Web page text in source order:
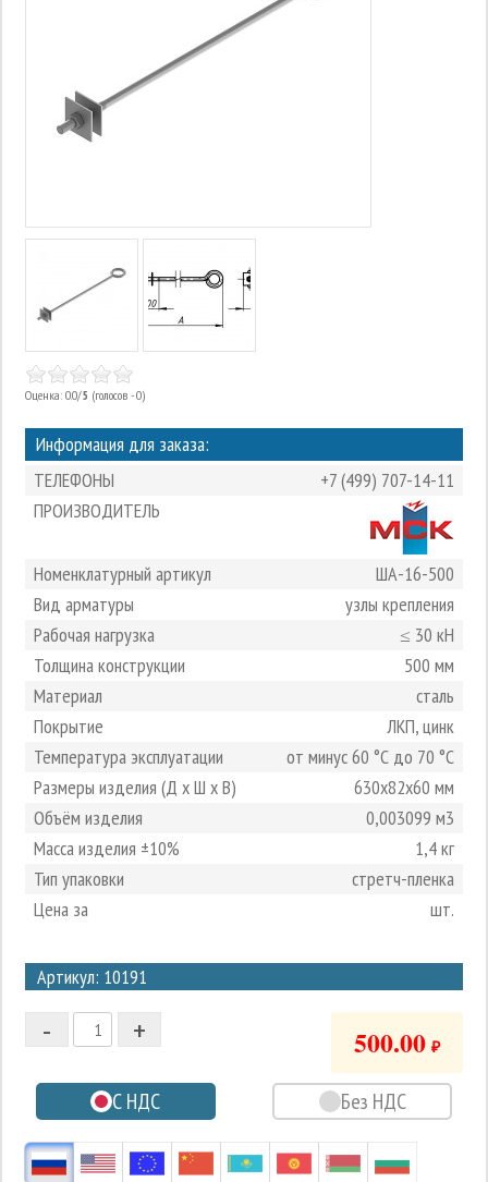
Оценка: 0.0/5 (голосов - 0)
Информация для заказа:
ТЕЛЕФОНЫ
+7 (499) 707-14-11
ПРОИЗВОДИТЕЛЬ
Номенклатурный артикул
ША-16-500
Вид арматуры
узлы крепления
Рабочая нагрузка
≤ 30 кН
Толщина конструкции
500 мм
Материал
сталь
Покрытие
ЛКП, цинк
Температура эксплуатации
от минус 60 °С до 70 °С
Размеры изделия (Д х Ш х В)
630х82х60 мм
Объём изделия
0,003099 м3
Масса изделия ±10%
1,4 кг
Тип упаковки
стретч-пленка
Цена за
шт.
Артикул: 10191
2
1
-1
+
- 500.00 ₽
С НДС Без НДС